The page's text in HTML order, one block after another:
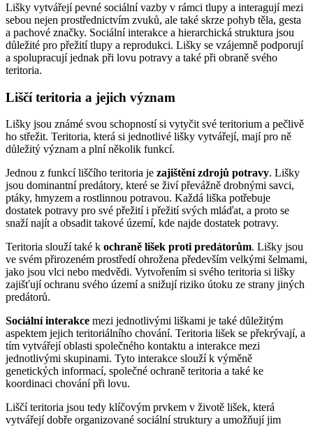
Lišky vytvářejí pevné sociální vazby v rámci tlupy a interagují mezi
sebou nejen prostřednictvím zvuků, ale také skrze pohyb těla, gesta
a pachové značky. Sociální interakce a hierarchická struktura jsou
důležité pro přežití tlupy a reprodukci. Lišky se vzájemně podporují
a spolupracují jednak při lovu potravy a také při obraně svého
teritoria.
Liščí teritoria a jejich význam
Lišky jsou známé svou schopností si vytyčit své teritorium a pečlivě
ho střežit. Teritoria, která si jednotlivé lišky vytvářejí, mají pro ně
důležitý význam a plní několik funkcí.
Jednou z funkcí liščího teritoria je zajištění zdrojů potravy. Lišky
jsou dominantní predátory, které se živí převážně drobnými savci,
ptáky, hmyzem a rostlinnou potravou. Každá liška potřebuje
dostatek potravy pro své přežití i přežití svých mláďat, a proto se
snaží najít a obsadit takové území, kde najde dostatek potravy.
Teritoria slouží také k ochraně lišek proti predátorům. Lišky jsou
ve svém přirozeném prostředí ohrožena především velkými šelmami,
jako jsou vlci nebo medvědi. Vytvořením si svého teritoria si lišky
zajišťují ochranu svého území a snižují riziko útoku ze strany jiných
predátorů.
Sociální interakce mezi jednotlivými liškami je také důležitým
aspektem jejich teritoriálního chování. Teritoria lišek se překrývají, a
tím vytvářejí oblasti společného kontaktu a interakce mezi
jednotlivými skupinami. Tyto interakce slouží k výměně
genetických informací, společné ochraně teritoria a také ke
koordinaci chování při lovu.
Liščí teritoria jsou tedy klíčovým prvkem v životě lišek, která
vytvářejí dobře organizované sociální struktury a umožňují jim